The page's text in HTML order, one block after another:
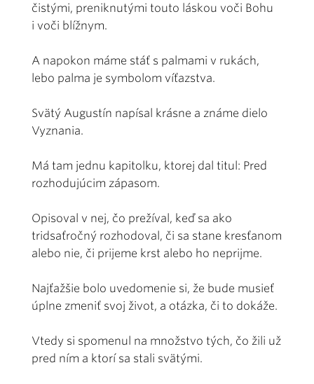
čistými, preniknutými touto láskou voči Bohu
i voči blížnym.
A napokon máme stáť s palmami v rukách,
lebo palma je symbolom víťazstva.
Svätý Augustín napísal krásne a známe dielo
Vyznania.
Má tam jednu kapitolku, ktorej dal titul: Pred
rozhodujúcim zápasom.
Opisoval v nej, čo prežíval, keď sa ako
tridsaťročný rozhodoval, či sa stane kresťanom
alebo nie, či prijeme krst alebo ho neprijme.
Najťažšie bolo uvedomenie si, že bude musieť
úplne zmeniť svoj život, a otázka, či to dokáže.
Vtedy si spomenul na množstvo tých, čo žili už
pred ním a ktorí sa stali svätými.